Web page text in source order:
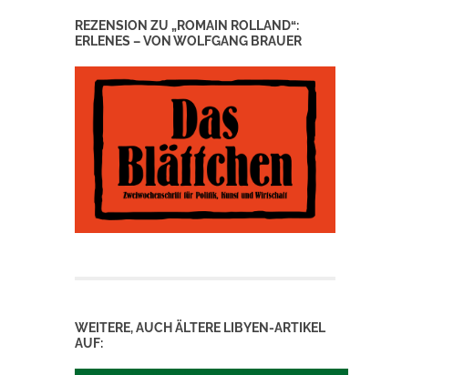
REZENSION ZU „ROMAIN ROLLAND“:
ERLENES – VON WOLFGANG BRAUER
WEITERE, AUCH ÄLTERE LIBYEN-ARTIKEL
AUF: